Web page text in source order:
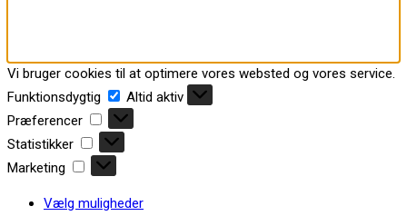
Vi bruger cookies til at optimere vores websted og vores service.
Funktionsdygtig
Altid aktiv
Præferencer
Statistikker
Marketing
Vælg muligheder